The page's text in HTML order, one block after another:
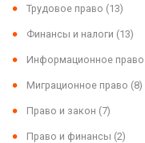
Трудовое право (13)
Финансы и налоги (13)
Информационное право
Миграционное право (8)
Право и закон (7)
Право и финансы (2)